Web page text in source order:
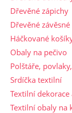
Dřevěné zápichy
Dřevěné
Háčkované
Obaly na pečivo
Polštáře,
Srdíčka textilní
Textilní dekorace
Textilní obaly na